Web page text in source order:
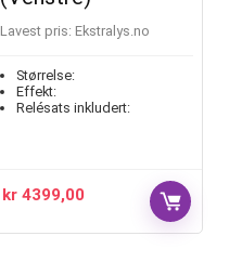
Lavest pris: ekstralys.no
Størrelse:
Effekt:
Relésats inkludert:
kr 4399,00